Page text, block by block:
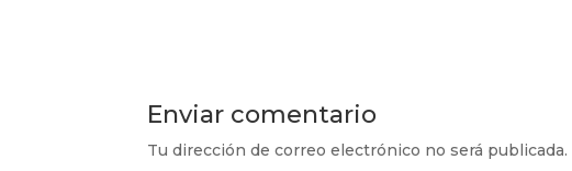
Enviar comentario
Tu dirección de correo electrónico no será publicada.